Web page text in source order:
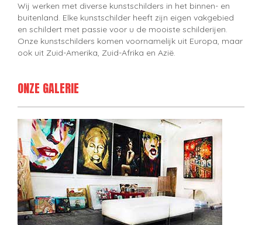
Wij werken met diverse kunstschilders in het binnen- en
buitenland. Elke kunstschilder heeft zijn eigen vakgebied
en schildert met passie voor u de mooiste schilderijen.
Onze kunstschilders komen voornamelijk uit Europa, maar
ook uit Zuid-Amerika, Zuid-Afrika en Azië.
ONZE GALERIE